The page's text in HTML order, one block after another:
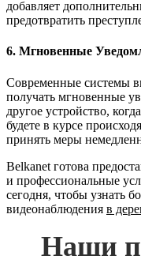
добавляет
предотвратить
6. Мгновенные
Современные системы
получать мгновенные
другое устройство,
будете в курсе
принять меры
Belkanet готова
и профессиональные
сегодня, чтобы узнать
видеонаблюдения в
Наши